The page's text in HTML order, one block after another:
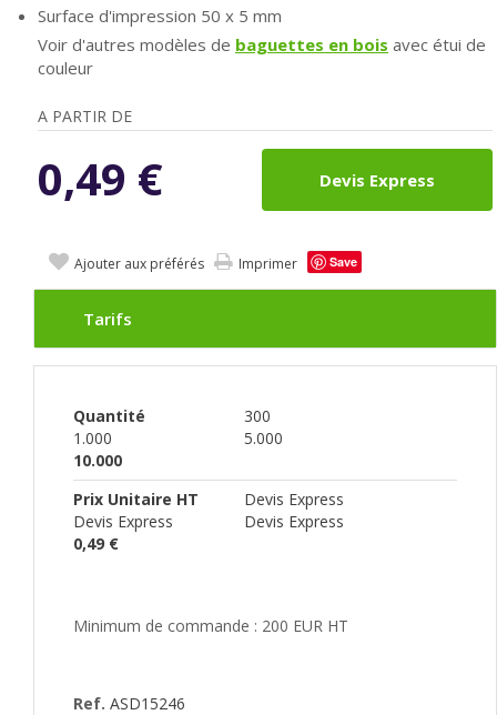
Surface d'impression 50 x 5 mm
Voir d'autres modèles de baguettes en bois avec étui de
couleur
A PARTIR DE
0,49 € Devis Express
Ajouter aux préférés Imprimer Save
Tarifs
Quantité
300
1.000
5.000
10.000
Prix Unitaire HT
Devis Express
Devis Express
Devis Express
0,49 €
Minimum de commande : 200 EUR HT
Ref. ASD15246